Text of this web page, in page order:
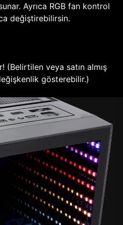
Ayrıca RGB fan kontrol
değiştirebilirsin.
veya satın almış
gösterebilir.)